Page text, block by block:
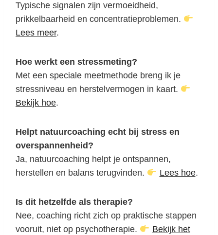
Typische signalen zijn vermoeidheid,
prikkelbaarheid en concentratieproblemen.
Lees meer.
Hoe werkt een stressmeting?
Met een speciale meetmethode breng ik je
stressniveau en herstelvermogen in kaart.
Bekijk hoe.
Helpt natuurcoaching echt bij stress en
overspannenheid?
Ja, natuurcoaching helpt je ontspannen,
herstellen en balans terugvinden.
Lees hoe.
Is dit hetzelfde als therapie?
Nee, coaching richt zich op praktische stappen
vooruit, niet op psychotherapie.
Bekijk het